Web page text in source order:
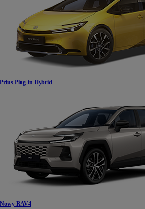
Prius Plug-in Hybrid
Nowy RAV4